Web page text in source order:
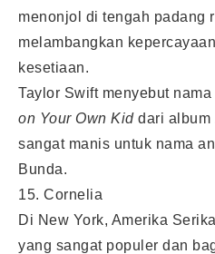
menonjol di tengah padang
melambangkan
kesetiaan.
Taylor Swift menyebut
on Your Own Kiddari album
sangat manis untuk nama
Bunda.
15. Cornelia
Di New York, Amerika
yang sangat populer dan